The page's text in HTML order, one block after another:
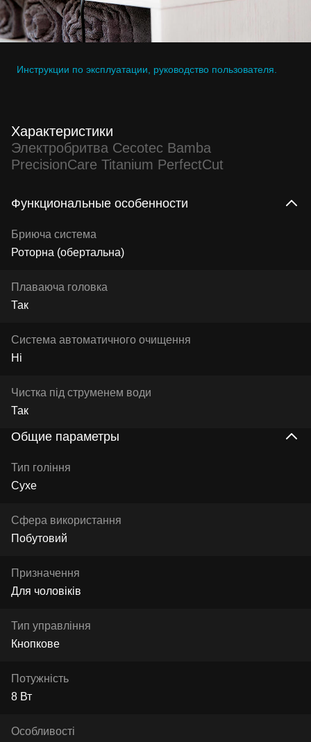
Инструкции по эксплуатации, руководство пользователя.
Характеристики
Электробритва Cecotec Bamba
PrecisionCare Titanium PerfectCut
Функциональные особенности
Бриюча система
Роторна (обертальна)
Плаваюча головка
Так
Система автоматичного очищення
Ні
Чистка під струменем води
Так
Общие параметры
Тип гоління
Сухе
Сфера використання
Побутовий
Призначення
Для чоловіків
Тип управління
Кнопкове
Потужність
8 Вт
Особливості